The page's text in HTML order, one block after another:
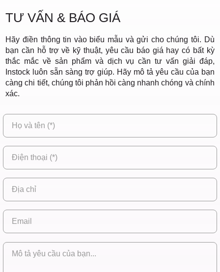
TƯ VẤN & BÁO GIÁ
Hãy điền thông tin vào biểu mẫu và gửi cho chúng tôi. Dù
bạn cần hỗ trợ về kỹ thuật, yêu cầu báo giá hay có bất kỳ
thắc mắc về sản phẩm và dịch vụ cần tư vấn giải đáp,
Instock luôn sẵn sàng trợ giúp. Hãy mô tả yêu cầu của bạn
càng chi tiết, chúng tôi phản hồi càng nhanh chóng và chính
xác.